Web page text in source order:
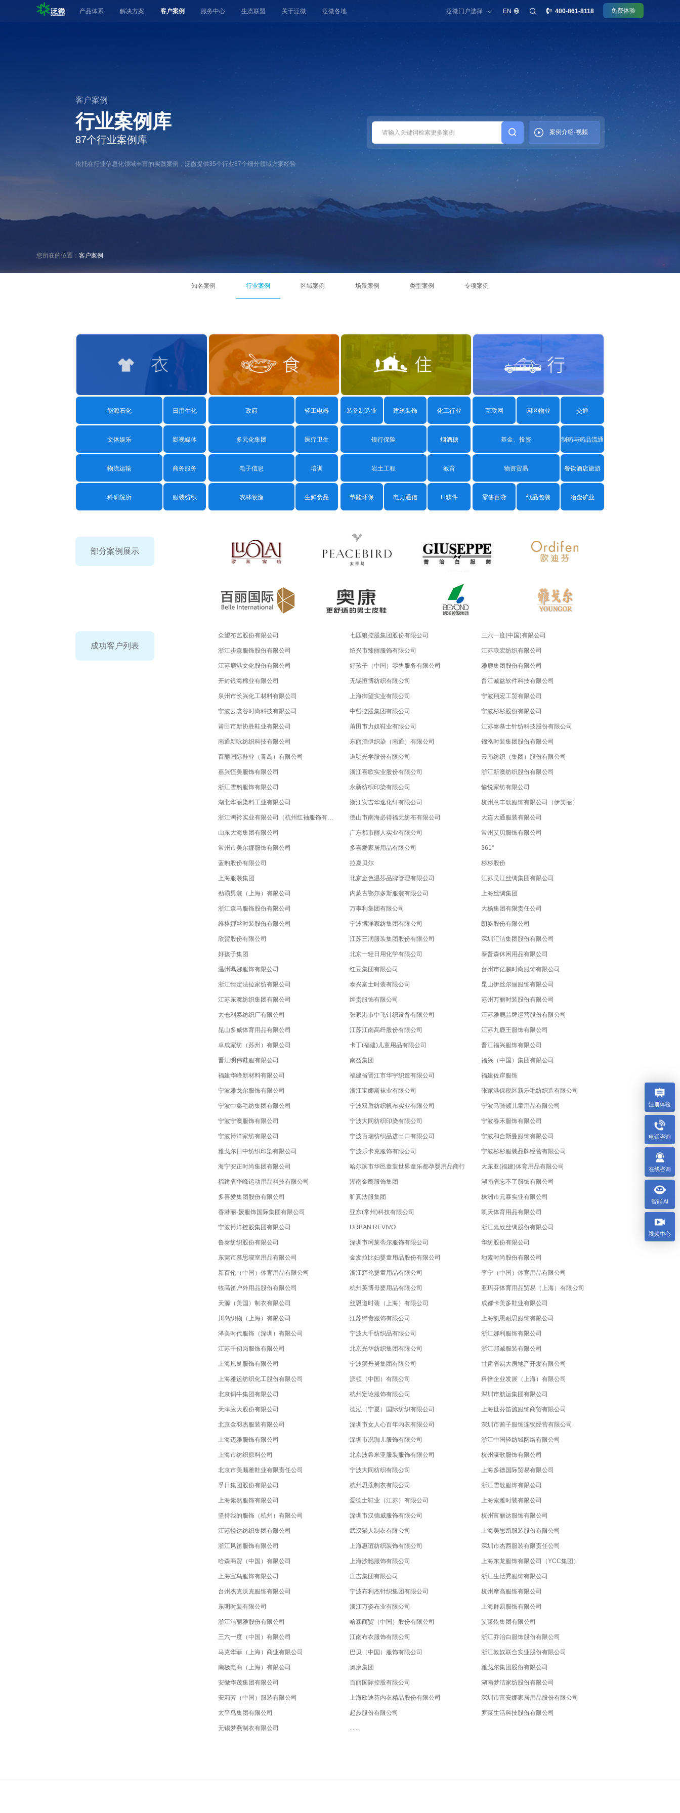
产品体系 解决方案 客户案例 服务中心 生态联盟 关于泛微 泛微各地 泛微门户选择 EN 400-861-8118 免费体验
项目管理·事井然
档案管理·文书定
统一身份·令信通
平台产品
门户引擎
数字身份 电子签章
政务信创
智慧政务 信创办公
客户案例
行业案例库
87个行业案例库
依托在行业信息化领域丰富的实践案例，泛微提供35个行业87个细分领域方案经验
案例介绍·视频
您所在的位置： 客户案例
知名案例 行业案例 区域案例 场景案例 类型案例 专项案例
能源石化 日用生化
文体娱乐 影视媒体
物流运输 商务服务
科研院所 服装纺织
政府 轻工电器
多元化集团 医疗卫生
电子信息 培训
农林牧渔 生鲜食品
装备制造业 建筑装饰 化工行业
银行保险 烟酒糖
岩土工程 教育
节能环保 电力通信 IT软件
互联网 园区物业 交通
基金、投资 制药与药品流通
物资贸易 餐饮酒店旅游
零售百货 纸品包装 冶金矿业
部分案例展示
成功客户列表
众望布艺股份有限公司 七匹狼控股集团股份有限公司 三六一度(中国)有限公司
浙江步森服饰股份有限公司 绍兴市臻丽服饰有限公司 江苏联宏纺织有限公司
江苏鹿港文化股份有限公司 好孩子（中国）零售服务有限公司 雅鹿集团股份有限公司
开封银海棉业有限公司 无锡恒博纺织有限公司 晋江诚益软件科技有限公司
泉州市长兴化工材料有限公司 上海御望实业有限公司 宁波翔宏工贸有限公司
宁波云裳谷时尚科技有限公司 中哲控股集团有限公司 宁波杉杉股份有限公司
莆田市新协胜鞋业有限公司 莆田市力奴鞋业有限公司 江苏泰慕士针纺科技股份有限公司
南通新咏纺织科技有限公司 东丽酒伊织染（南通）有限公司 锦泓时装集团股份有限公司
百丽国际鞋业（青岛）有限公司 道明光学股份有限公司 云南纺织（集团）股份有限公司
嘉兴恒美服饰有限公司 浙江喜歌实业股份有限公司 浙江新澳纺织股份有限公司
浙江雪豹服饰有限公司 永新纺织印染有限公司 愉悦家纺有限公司
湖北华丽染料工业有限公司 浙江安吉华逸化纤有限公司 杭州意丰歌服饰有限公司（伊芙丽）
浙江鸿衿实业有限公司（杭州红袖服饰有限公司） 佛山市南海必得福无纺布有限公司 大连大通服装有限公司
山东大海集团有限公司 广东都市丽人实业有限公司 常州艾贝服饰有限公司
常州市美尔娜服饰有限公司 多喜爱家居用品有限公司 361°
蓝豹股份有限公司 拉夏贝尔 杉杉股份
上海服装集团 北京金色温莎品牌管理有限公司 江苏吴江丝绸集团有限公司
劲霸男装（上海）有限公司 内蒙古鄂尔多斯服装有限公司 上海丝绸集团
浙江森马服饰股份有限公司 万事利集团有限公司 大杨集团有限责任公司
维格娜丝时装股份有限公司 宁波博洋家纺集团有限公司 朗姿股份有限公司
欣贺股份有限公司 江苏三润服装集团股份有限公司 深圳汇洁集团股份有限公司
好孩子集团 北京一轻日用化学有限公司 泰普森休闲用品有限公司
温州珮娜服饰有限公司 红豆集团有限公司 台州市亿鹏时尚服饰有限公司
浙江情定法拉家纺有限公司 泰兴富士时装有限公司 昆山伊丝尔俪服饰有限公司
江苏东渡纺织集团有限公司 绅贵服饰有限公司 苏州万丽时装股份有限公司
太仓利泰纺织厂有限公司 张家港市中飞针织设备有限公司 江苏雅鹿品牌运营股份有限公司
昆山多威体育用品有限公司 江苏江南高纤股份有限公司 江苏九鹿王服饰有限公司
卓成家纺（苏州）有限公司 卡丁(福建)儿童用品有限公司 晋江福兴服饰有限公司
晋江明伟鞋服有限公司 南益集团 福兴（中国）集团有限公司
福建华峰新材料有限公司 福建省晋江市华宇织造有限公司 福建佐岸服饰
宁波雅戈尔服饰有限公司 浙江宝娜斯袜业有限公司 张家港保税区新乐毛纺织造有限公司
宁波中鑫毛纺集团有限公司 宁波双盾纺织帆布实业有限公司 宁波马骑顿儿童用品有限公司
宁波宁澳服饰有限公司 宁波大同纺织印染有限公司 宁波春禾服饰有限公司
宁波博洋家纺有限公司 宁波百瑞纺织品进出口有限公司 宁波和合斯曼服饰有限公司
雅戈尔日中纺织印染有限公司 宁波乐卡克服饰有限公司 宁波杉杉服装品牌经营有限公司
海宁安正时尚集团有限公司 哈尔滨市华邑童装世界童乐都孕婴用品商行 大东亚(福建)体育用品有限公司
福建省华峰运动用品科技有限公司 湖南金鹰服饰集团 湖南省忘不了服饰有限公司
多喜爱集团股份有限公司 旷真法服集团 株洲市元泰实业有限公司
香港丽·媛服饰国际集团有限公司 亚东(常州)科技有限公司 凯天体育用品有限公司
宁波博洋控股集团有限公司 URBAN REVIVO 浙江嘉欣丝绸股份有限公司
鲁泰纺织股份有限公司 深圳市珂莱蒂尔服饰有限公司 华纺股份有限公司
东莞市慕思寝室用品有限公司 金发拉比妇婴童用品股份有限公司 地素时尚股份有限公司
新百伦（中国）体育用品有限公司 浙江辉伦婴童用品有限公司 李宁（中国）体育用品有限公司
牧高笛户外用品股份有限公司 杭州英博母婴用品有限公司 亚玛芬体育用品贸易（上海）有限公司
天源（美国）制衣有限公司 丝恩道时装（上海）有限公司 成都卡美多鞋业有限公司
川岛织物（上海）有限公司 江苏绅贵服饰有限公司 上海凯恩耐思服饰有限公司
泽美时代服饰（深圳）有限公司 宁波大千纺织品有限公司 浙江娜利服饰有限公司
江苏千仞岗服饰有限公司 北京光华纺织集团有限公司 浙江邦诚服装有限公司
上海凰艮服饰有限公司 宁波狮丹努集团有限公司 甘肃省易大房地产开发有限公司
上海雅运纺织化工股份有限公司 派顿（中国）有限公司 科倍企业发展（上海）有限公司
北京铜牛集团有限公司 杭州定论服饰有限公司 深圳市航运集团有限公司
天津应大股份有限公司 德泓（宁夏）国际纺织有限公司 上海世芬笛施服饰商贸有限公司
北京金羽杰服装有限公司 深圳市女人心百年内衣有限公司 深圳市茜子服饰连锁经营有限公司
上海迈雅服饰有限公司 深圳市况珈儿服饰有限公司 浙江中国轻纺城网络有限公司
上海市纺织原料公司 北京波希米亚服装服饰有限公司 杭州濠歌服饰有限公司
北京市美顺雅鞋业有限责任公司 宁波大同纺织有限公司 上海多德国际贸易有限公司
孚日集团股份有限公司 杭州思蔻制衣有限公司 浙江雪歌服饰有限公司
上海素然服饰有限公司 爱德士鞋业（江苏）有限公司 上海索雅时装有限公司
坚持我的服饰（杭州）有限公司 深圳市汉德威服饰有限公司 杭州富丽达服饰有限公司
江苏悦达纺织集团有限公司 武汉猫人制衣有限公司 上海美思凯服装股份有限公司
浙江风笛服饰有限公司 上海惠谊纺织装饰有限公司 深圳市杰西服装有限责任公司
哈森商贸（中国）有限公司 上海沙驰服饰有限公司 上海东龙服饰有限公司（YCC集团）
上海宝鸟服饰有限公司 庄吉集团有限公司 浙江生活秀服饰有限公司
台州杰克沃克服饰有限公司 宁波布利杰针织集团有限公司 杭州摩高服饰有限公司
东明时装有限公司 浙江万姿布业有限公司 上海群易服饰有限公司
浙江洁丽雅股份有限公司 哈森商贸（中国）股份有限公司 艾莱依集团有限公司
三六一度（中国）有限公司 江南布衣服饰有限公司 浙江乔治白服饰股份有限公司
马克华菲（上海）商业有限公司 巴贝（中国）服饰有限公司 浙江敦奴联合实业股份有限公司
南极电商（上海）有限公司 奥康集团 雅戈尔集团股份有限公司
安徽华茂集团有限公司 百丽国际控股有限公司 湖南梦洁家纺股份有限公司
安莉芳（中国）服装有限公司 上海欧迪芬内衣精品股份有限公司 深圳市富安娜家居用品股份有限公司
太平鸟集团有限公司 起步股份有限公司 罗莱生活科技股份有限公司
无锡梦燕制衣有限公司 ......
注册体验
电话咨询
在线咨询
智能 AI
视频中心